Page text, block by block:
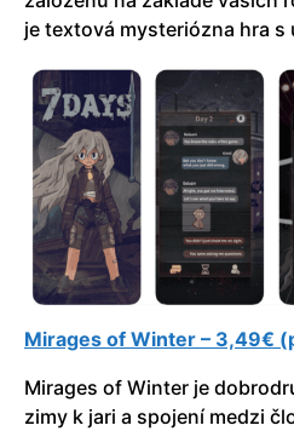
je textová mysteriózna hra
Mirages of Winter – 3,49€
Mirages of Winter je
zimy k jari a spojení medzi